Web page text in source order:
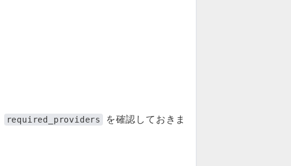
required_providers
を確認しておきま